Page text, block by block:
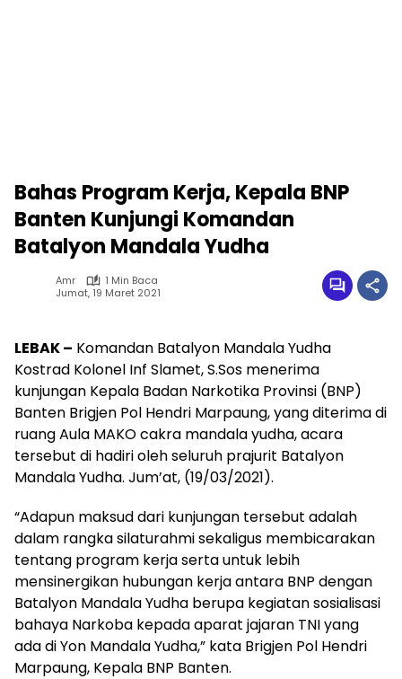
Bahas Program Kerja, Kepala BNP
Banten Kunjungi Komandan
Batalyon Mandala Yudha
Amr
1 Min Baca
Jumat, 19 Maret 2021
LEBAK – Komandan Batalyon Mandala Yudha
Kostrad Kolonel Inf Slamet, S.Sos menerima
kunjungan Kepala Badan Narkotika Provinsi (BNP)
Banten Brigjen Pol Hendri Marpaung, yang diterima di
ruang Aula MAKO cakra mandala yudha, acara
tersebut di hadiri oleh seluruh prajurit Batalyon
Mandala Yudha. Jum’at, (19/03/2021).
“Adapun maksud dari kunjungan tersebut adalah
dalam rangka silaturahmi sekaligus membicarakan
tentang program kerja serta untuk lebih
mensinergikan hubungan kerja antara BNP dengan
Batalyon Mandala Yudha berupa kegiatan sosialisasi
bahaya Narkoba kepada aparat jajaran TNI yang
ada di Yon Mandala Yudha,” kata Brigjen Pol Hendri
Marpaung, Kepala BNP Banten.